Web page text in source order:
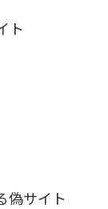
ト
偽サイト